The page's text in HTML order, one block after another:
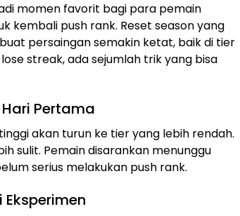
momen favorit bagi para pemain
kembali push rank. Reset season yang
persaingan semakin ketat, baik di tier
streak, ada sejumlah trik yang bisa
Pertama
akan turun ke tier yang lebih rendah.
sulit. Pemain disarankan menunggu
serius melakukan push rank.